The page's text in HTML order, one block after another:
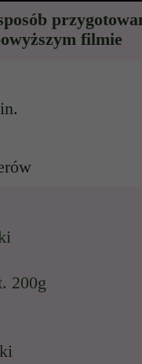
filmie
200g